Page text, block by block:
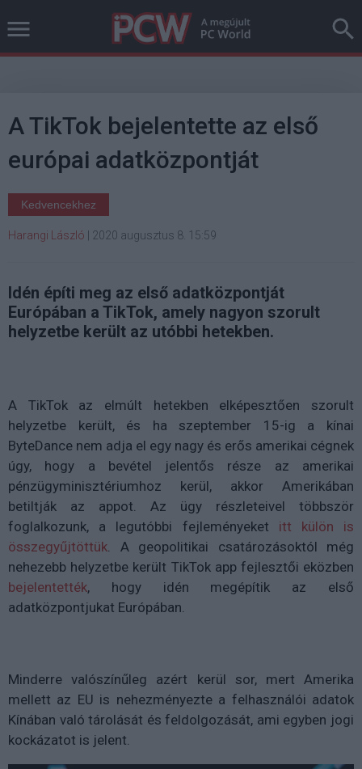
A TikTok bejelentette az első
európai adatközpontját
Kedvencekhez
Harangi László 2020 augusztus 8. 15:59
Idén építi meg az első adatközpontját
Európában a TikTok, amely nagyon szorult
helyzetbe került az utóbbi hetekben.
A TikTok az elmúlt hetekben elképesztően szorult
helyzetbe került, és ha szeptember 15-ig a kínai
ByteDance nem adja el egy nagy és erős amerikai cégnek
úgy, hogy a bevétel jelentős része az amerikai
pénzügyminisztériumhoz kerül, akkor Amerikában
betiltják az appot. Az ügy részleteivel többször
foglalkozunk, a legutóbbi fejleményeket itt külön is
összegyűjtöttük. A geopolitikai csatározásoktól még
nehezebb helyzetbe került TikTok app fejlesztői eközben
bejelentették, hogy idén megépítik az első
adatközpontjukat Európában.
Minderre valószínűleg azért kerül sor, mert Amerika
mellett az EU is nehezményezte a felhasználói adatok
Kínában való tárolását és feldolgozását, ami egyben jogi
kockázatot is jelent.